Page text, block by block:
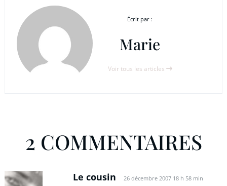
Écrit par :
Marie
Voir tous les articles
2 COMMENTAIRES
Le cousin 26 décembre 2007 18 h 58 min